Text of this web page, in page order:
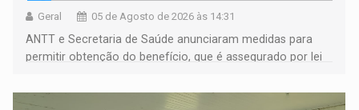
Geral 05 de Agosto de 2026 às 14:31
ANTT e Secretaria de Saúde anunciaram medidas para
permitir obtenção do benefício, que é assegurado por lei